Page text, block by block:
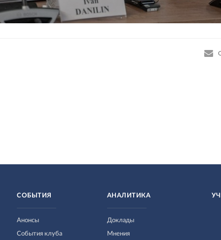
СОБЫТИЯ
Анонсы
События клуба
АНАЛИТИКА
Доклады
Мнения